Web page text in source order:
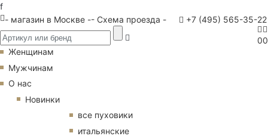
f
- магазин в Москве -- Схема проезда - +7 (495) 565-35-22
00
Женщинам
Мужчинам
О нас
Новинки
все пуховики
итальянские